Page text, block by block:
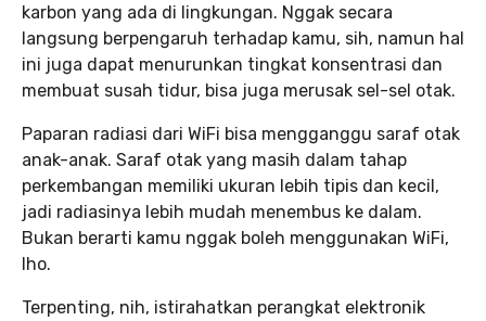
karbon yang ada di lingkungan. Nggak secara
langsung berpengaruh terhadap kamu, sih, namun hal
ini juga dapat menurunkan tingkat konsentrasi dan
membuat susah tidur, bisa juga merusak sel-sel otak.
Paparan radiasi dari WiFi bisa mengganggu saraf otak
anak-anak. Saraf otak yang masih dalam tahap
perkembangan memiliki ukuran lebih tipis dan kecil,
jadi radiasinya lebih mudah menembus ke dalam.
Bukan berarti kamu nggak boleh menggunakan WiFi,
lho.
Terpenting, nih, istirahatkan perangkat elektronik